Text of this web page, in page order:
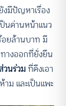
งมีปัญหาเรื่อง
นด่านหน้าแนว
ยล้านบาท มี
ทางออกที่ยั่งยืน
วนร่วมที่ดึงเอา
ม และเป็นแพะ